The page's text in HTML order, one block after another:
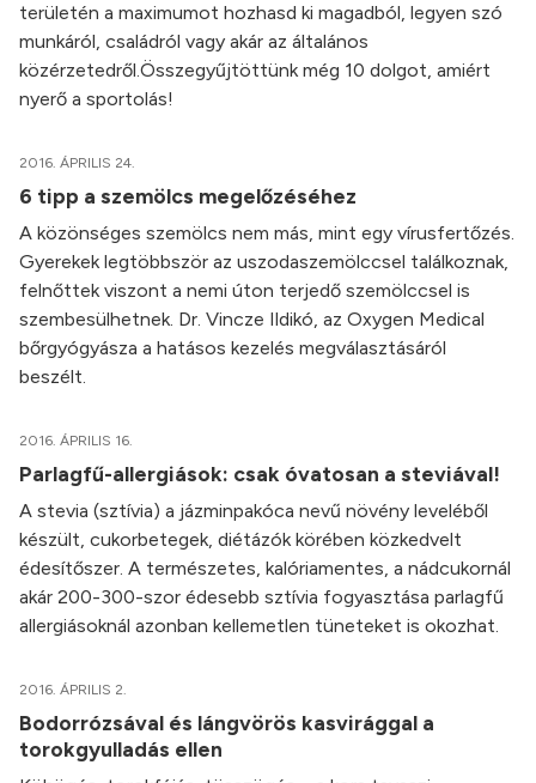
területén a maximumot hozhasd ki magadból, legyen szó
munkáról, családról vagy akár az általános
közérzetedről.Összegyűjtöttünk még 10 dolgot, amiért
nyerő a sportolás!
2016. ÁPRILIS 24.
6 tipp a szemölcs megelőzéséhez
A közönséges szemölcs nem más, mint egy vírusfertőzés.
Gyerekek legtöbbször az uszodaszemölccsel találkoznak,
felnőttek viszont a nemi úton terjedő szemölccsel is
szembesülhetnek. Dr. Vincze Ildikó, az Oxygen Medical
bőrgyógyásza a hatásos kezelés megválasztásáról
beszélt.
2016. ÁPRILIS 16.
Parlagfű-allergiások: csak óvatosan a steviával!
A stevia (sztívia) a jázminpakóca nevű növény leveléből
készült, cukorbetegek, diétázók körében közkedvelt
édesítőszer. A természetes, kalóriamentes, a nádcukornál
akár 200-300-szor édesebb sztívia fogyasztása parlagfű
allergiásoknál azonban kellemetlen tüneteket is okozhat.
2016. ÁPRILIS 2.
Bodorrózsával és lángvörös kasvirággal a
torokgyulladás ellen